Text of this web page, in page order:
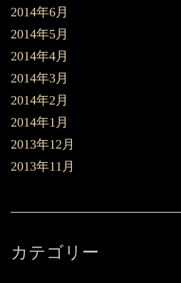
2014年6月
2014年5月
2014年4月
2014年3月
2014年2月
2014年1月
2013年12月
2013年11月
カテゴリー